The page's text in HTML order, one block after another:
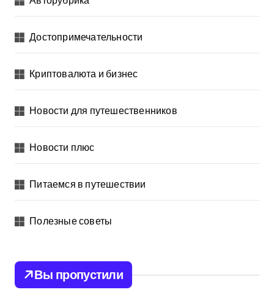
Достопримечательности
Криптовалюта и бизнес
Новости для путешественников
Новости плюс
Питаемся в путешествии
Полезные советы
Вы пропустили